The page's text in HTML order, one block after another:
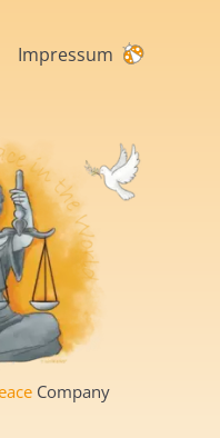
Impressum
Company